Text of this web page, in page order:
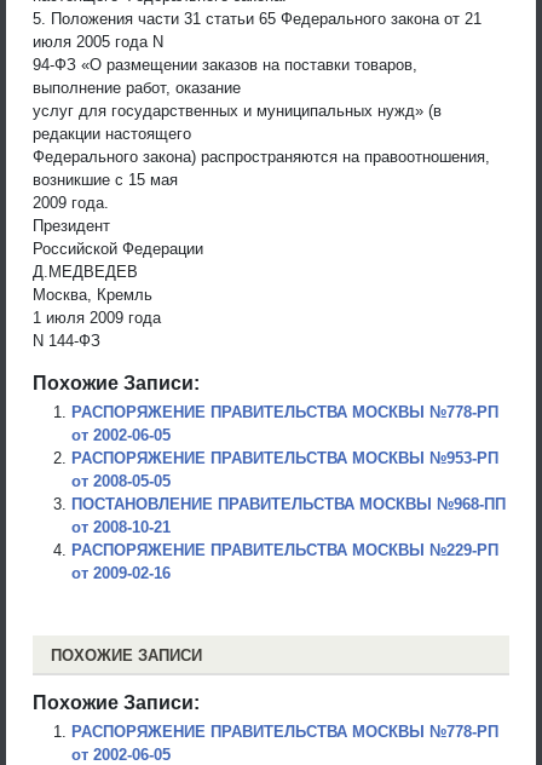
5. Положения части 31 статьи 65 Федерального закона от 21
июля 2005 года N
94-ФЗ «О размещении заказов на поставки товаров,
выполнение работ, оказание
услуг для государственных и муниципальных нужд» (в
редакции настоящего
Федерального закона) распространяются на правоотношения,
возникшие с 15 мая
2009 года.
Президент
Российской Федерации
Д.МЕДВЕДЕВ
Москва, Кремль
1 июля 2009 года
N 144-ФЗ
Похожие Записи:
РАСПОРЯЖЕНИЕ ПРАВИТЕЛЬСТВА МОСКВЫ №778-РП
от 2002-06-05
РАСПОРЯЖЕНИЕ ПРАВИТЕЛЬСТВА МОСКВЫ №953-РП
от 2008-05-05
ПОСТАНОВЛЕНИЕ ПРАВИТЕЛЬСТВА МОСКВЫ №968-ПП
от 2008-10-21
РАСПОРЯЖЕНИЕ ПРАВИТЕЛЬСТВА МОСКВЫ №229-РП
от 2009-02-16
ПОХОЖИЕ ЗАПИСИ
Похожие Записи:
РАСПОРЯЖЕНИЕ ПРАВИТЕЛЬСТВА МОСКВЫ №778-РП
от 2002-06-05